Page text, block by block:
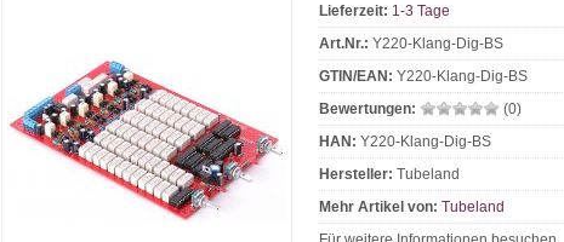
Lieferzeit: 1-3 Tage
Art.Nr.: Y220-Klang-Dig-BS
GTIN/EAN: Y220-Klang-Dig-BS
Bewertungen:
(0)
HAN: Y220-Klang-Dig-BS
Hersteller: Tubeland
Mehr Artikel von: Tubeland